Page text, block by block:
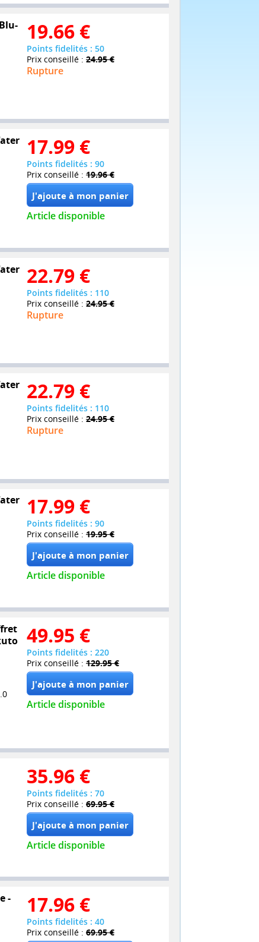
19.66 €
Points fidelités : 50
Prix conseillé : 24.95 €
Rupture
17.99 €
Points fidelités : 90
Prix conseillé : 19.96 €
Article disponible
22.79 €
Points fidelités : 110
Prix conseillé : 24.95 €
Rupture
22.79 €
Points fidelités : 110
Prix conseillé : 24.95 €
Rupture
17.99 €
Points fidelités : 90
Prix conseillé : 19.95 €
Article disponible
49.95 €
Points fidelités : 220
Prix conseillé : 129.95 €
Article disponible
35.96 €
Points fidelités : 70
Prix conseillé : 69.95 €
Article disponible
-
17.96 €
Points fidelités : 40
Prix conseillé : 69.95 €